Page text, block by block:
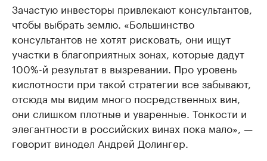
Зачастую инвесторы привлекают консультантов,
чтобы выбрать землю. «Большинство
консультантов не хотят рисковать, они ищут
участки в благоприятных зонах, которые дадут
100%-й результат в вызревании. Про уровень
кислотности при такой стратегии все забывают,
отсюда мы видим много посредственных вин,
они слишком плотные и уваренные. Тонкости и
элегантности в российских винах пока мало», —
говорит винодел Андрей Долингер.